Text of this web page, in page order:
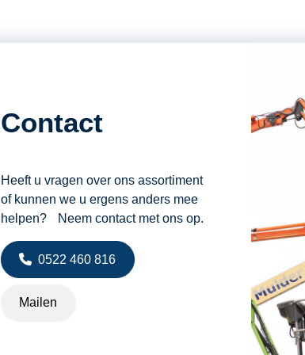
Contact
Heeft u vragen over ons assortiment
of kunnen we u ergens anders mee
helpen? Neem contact met ons op.
0522 460 816
Mailen